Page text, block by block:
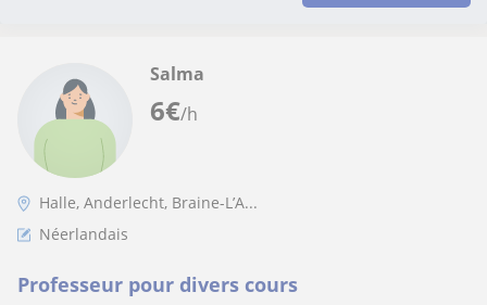
6€/h
Salma
Halle, Anderlecht, Braine-L’A...
Néerlandais
Professeur pour divers cours